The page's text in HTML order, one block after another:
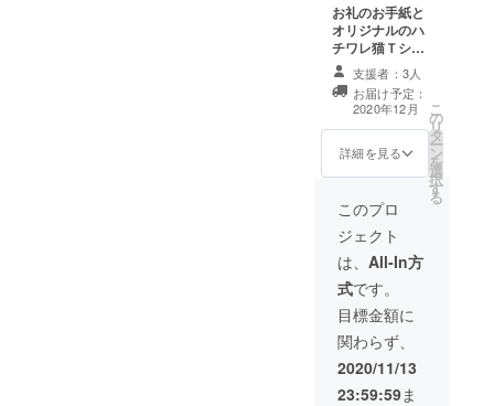
お礼のお手紙と
オリジナルのハ
チワレ猫Ｔシャ
ツ（Ｍサイズ）
を送らせて頂こ
うと思います。
（準備ができ次
第更新しま
す。） ※指定の
告」機能を使
い、経過報告を
いたします。
支援者：3人
お届け予定：
2020年12月
詳細を見る
こ
の
リ
タ
ー
ン
を
選
択
す
る
このプロ
ジェクト
は、 All-In方
式です。
目標金額に
関わらず、
2020/11/13
23:59:59ま